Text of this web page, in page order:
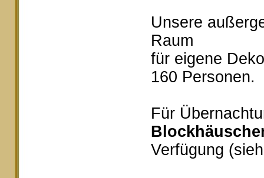
Unsere
Raum
für eigene
160 Personen.
Für
Verfügung